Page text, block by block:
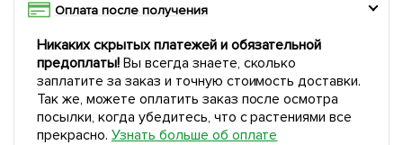
Оплата после получения
Никаких скрытых платежей и обязательной
предоплаты!Вы всегда знаете, сколько
заплатите за заказ и точную стоимость доставки.
Так же, можете оплатить заказ после осмотра
посылки, когда убедитесь, что с растениями все
прекрасно. Узнать больше об оплате